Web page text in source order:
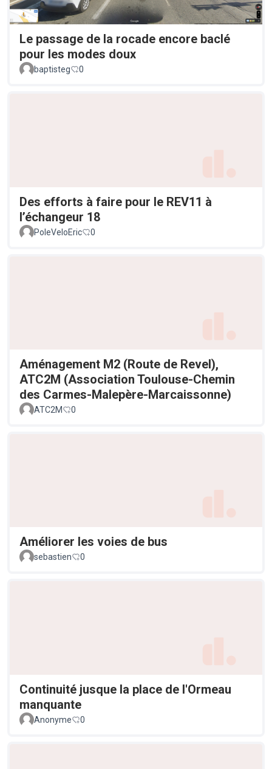
Le passage de la rocade encore baclé
pour les modes doux
baptisteg 0
Des efforts à faire pour le REV11 à
l’échangeur 18
PoleVeloEric 0
Aménagement M2 (Route de Revel),
ATC2M (Association Toulouse-Chemin
des Carmes-Malepère-Marcaissonne)
ATC2M 0
Améliorer les voies de bus
sebastien 0
Continuité jusque la place de l'Ormeau
manquante
Anonyme 0